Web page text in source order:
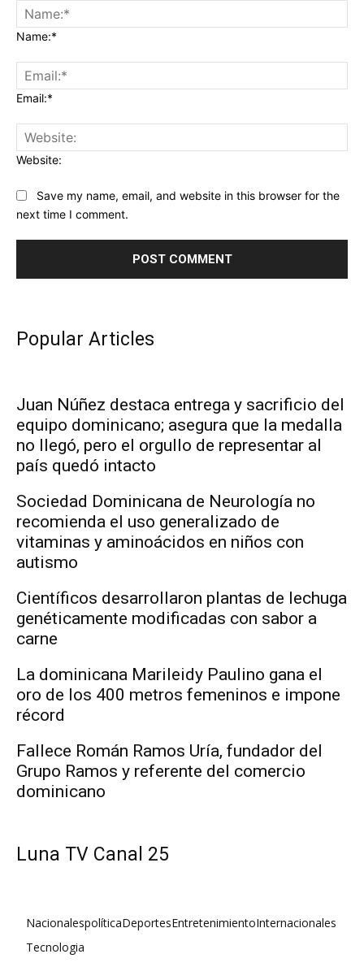
Name:*
Email:*
Website:
Save my name, email, and website in this browser for the
next time I comment.
Popular Articles
Juan Núñez destaca entrega y sacrificio del
equipo dominicano; asegura que la medalla
no llegó, pero el orgullo de representar al
país quedó intacto
Sociedad Dominicana de Neurología no
recomienda el uso generalizado de
vitaminas y aminoácidos en niños con
autismo
Científicos desarrollaron plantas de lechuga
genéticamente modificadas con sabor a
carne
La dominicana Marileidy Paulino gana el
oro de los 400 metros femeninos e impone
récord
Fallece Román Ramos Uría, fundador del
Grupo Ramos y referente del comercio
dominicano
Luna TV Canal 25
NacionalespolíticaDeportesEntretenimientoInternacionales
Tecnologia